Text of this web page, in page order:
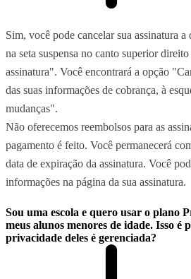
Sim, você pode cancelar sua assinatura
na seta suspensa no canto superior
assinatura". Você encontrará a opção
das suas informações de cobrança, à
mudanças".
Não oferecemos reembolsos para as
pagamento é feito. Você permanecerá
data de expiração da assinatura. Você
informações na página da sua assinatura.
Sou uma escola e quero usar o plano
meus alunos menores de idade. Isso é
privacidade deles é gerenciada?